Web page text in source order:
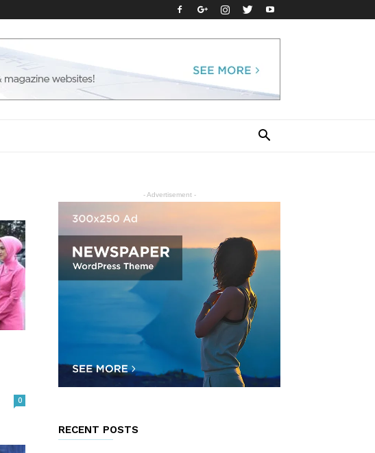
0
- Advertisement -
RECENT POSTS